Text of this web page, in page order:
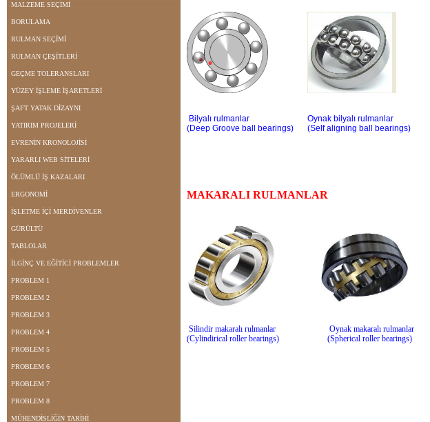
MALZEME SEÇİMİ
BORULAMA
RULMAN SEÇİMİ
RULMAN ÇEŞİTLERİ
GEÇME TOLERANSLARI
YÜZEY İŞLEME İŞARETLERİ
ŞAFT YATAK DİZAYNI
YATIRIM PROJELERİ
EVRENİN KRONOLOJİSİ
YARARLI WEB SİTELERİ
ÖLÜMLÜ İŞ KAZALARI
ERGONOMİ
İŞLETME İÇİ MERDİVENLER
GÜRÜLTÜ
TABLOLAR
İLGİNÇ VE EĞİTİCİ PROBLEMLER
PROBLEM 1
PROBLEM 2
PROBLEM 3
PROBLEM 4
PROBLEM 5
PROBLEM 6
PROBLEM 7
PROBLEM 8
MÜHENDİSLİĞİN TARİHİ
Bilyalı rulmanlar
(Deep Groove ball bearings)
Oynak bilyalı rulmanlar
(Self aligning ball bearings)
MAKARALI RULMANLAR
Silindir makaralı rulmanlar
(Cylindirical roller bearings)
Oynak makaralı rulmanlar
(Spherical roller bearings)